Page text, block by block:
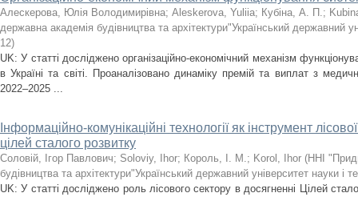
Алескерова, Юлія Володимирівна; Aleskerova, Yuliia; Кубіна, А. П.;
державна академія будівництва та архітектури"Український державний
12)
UK: У статті досліджено організаційно-економічний механізм
в Україні та світі. Проаналізовано динаміку премій та виплат з
2022–2025 ...
Інформаційно-комунікаційні технології як інструмент
цілей сталого розвитку
Соловій, Ігор Павлович; Soloviy, Ihor; Король, І. М.; Korol, Ihor (ННІ
будівництва та архітектури"Український державний університет науки і
UK: У статті досліджено роль лісового сектору в досягненні Цілей